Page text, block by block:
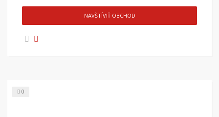
NAVŠTÍVIŤ OBCHOD
0